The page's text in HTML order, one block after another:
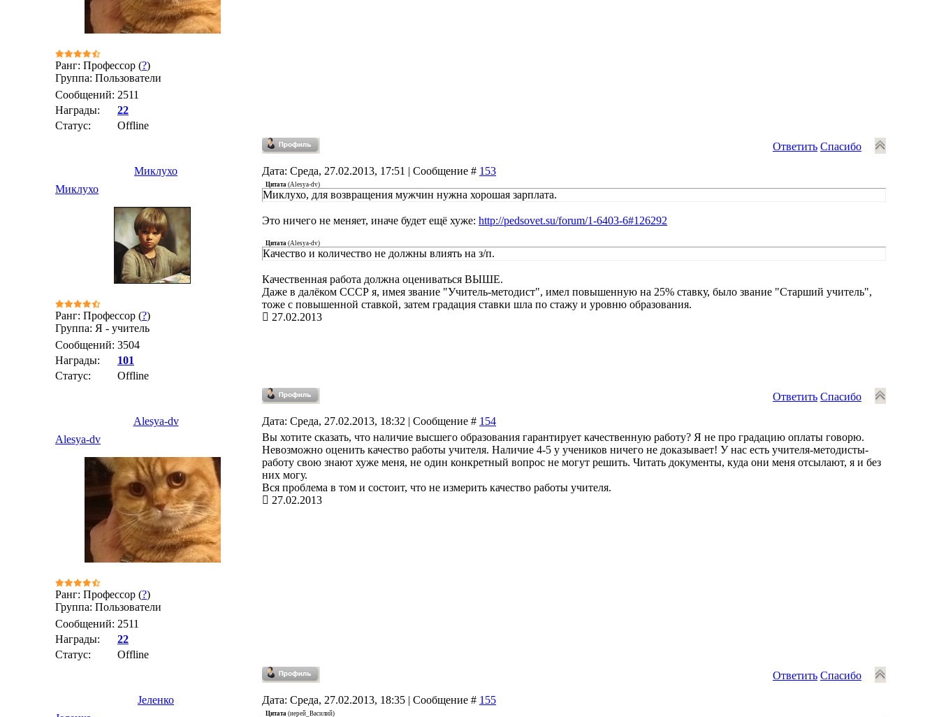
Ранг: Профессор (?)
Группа: Пользователи
Сообщений: 2511
Награды:
22
Статус:
Offline
Ответить Спасибо
Миклухо Дата: Среда, 27.02.2013, 17:51 | Сообщение # 153
Миклухо
Ранг: Профессор (?)
Группа: Я - учитель
Сообщений: 3504
Награды:
101
Статус:
Offline
Цитата (Alesya-dv)
Миклухо, для возвращения мужчин нужна хорошая зарплата.
Это ничего не меняет, иначе будет ещё хуже: http://pedsovet.su/forum/1-6403-6#126292
Цитата (Alesya-dv)
Качество и количество не должны влиять на з/п.
Качественная работа должна оцениваться ВЫШЕ.
Даже в далёком СССР я, имея звание "Учитель-методист", имел повышенную на 25% ставку, было звание "Старший учитель",
тоже с повышенной ставкой, затем градация ставки шла по стажу и уровню образования.
27.02.2013
Ответить Спасибо
Alesya-dv Дата: Среда, 27.02.2013, 18:32 | Сообщение # 154
Alesya-dv
Ранг: Профессор (?)
Группа: Пользователи
Сообщений: 2511
Награды:
22
Статус:
Offline
Вы хотите сказать, что наличие высшего образования гарантирует качественную работу? Я не про градацию оплаты говорю.
Невозможно оценить качество работы учителя. Наличие 4-5 у учеников ничего не доказывает! У нас есть учителя-методисты-
работу свою знают хуже меня, не один конкретный вопрос не могут решить. Читать документы, куда они меня отсылают, я и без
них могу.
Вся проблема в том и состоит, что не измерить качество работы учителя.
27.02.2013
Ответить Спасибо
Јеленко Дата: Среда, 27.02.2013, 18:35 | Сообщение # 155
Цитата (иерей_Василий)